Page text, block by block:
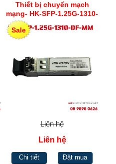
Thiết bị chuyển mạch
mạng- HK-SFP-1.25G-1310-
Sale
Liên hệ
Liên hệ
Chi tiết Đặt mua